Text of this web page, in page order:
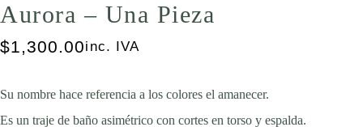
Aurora – Una Pieza
$1,300.00inc. IVA
Su nombre hace referencia a los colores el amanecer.
Es un traje de baño asimétrico con cortes en torso y espalda.